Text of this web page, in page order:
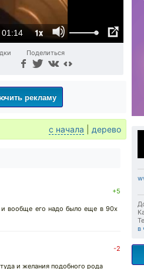
01:14 1x
Поделиться
в
рекламу
с начала дерево
+5
и вообще его надо было еще в 90х
-2
и желания подобного рода